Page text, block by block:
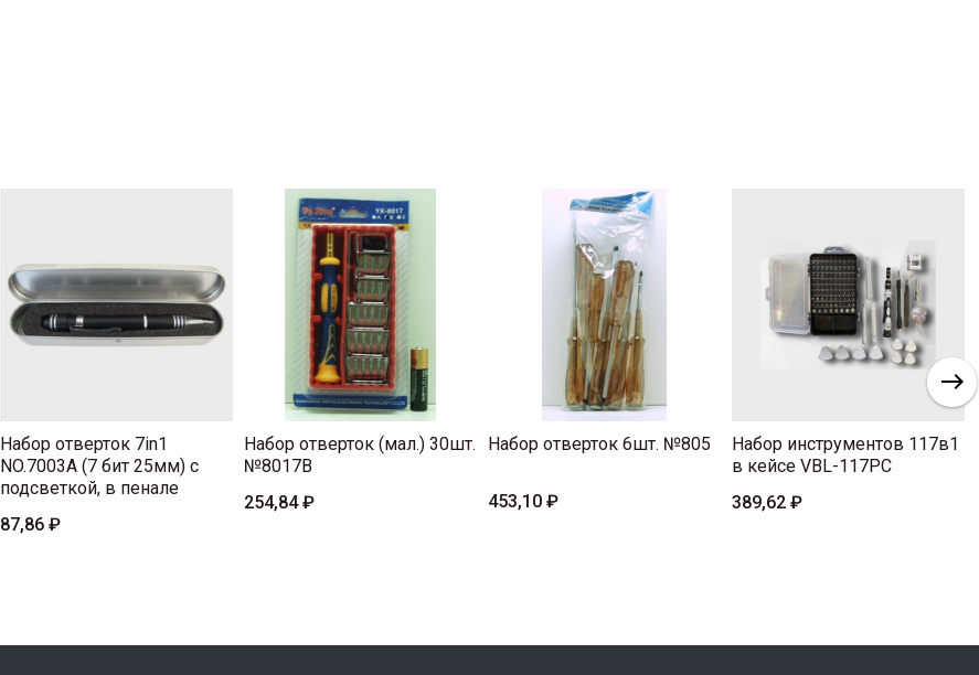
Набор отверток 7in1
NO.7003A (7 бит 25мм) с
подсветкой, в пенале
87,86 ₽
Набор отверток (мал.) 30шт.
№8017B
254,84 ₽
Набор отверток 6шт. №805
453,10 ₽
Набор инструментов 117в1
в кейсе VBL-117PC
389,62 ₽